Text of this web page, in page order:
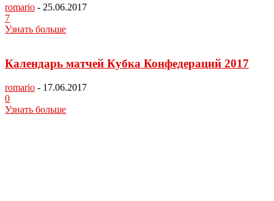
romario - 25.06.2017
7
Узнать больше
Календарь матчей Кубка Конфедераций 2017
romario - 17.06.2017
0
Узнать больше